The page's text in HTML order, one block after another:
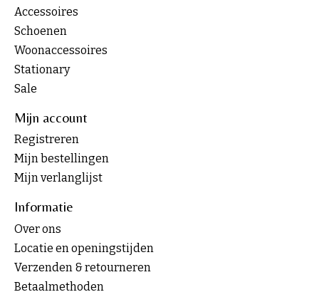
Accessoires
Schoenen
Woonaccessoires
Stationary
Sale
Mijn account
Registreren
Mijn bestellingen
Mijn verlanglijst
Informatie
Over ons
Locatie en openingstijden
Verzenden & retourneren
Betaalmethoden